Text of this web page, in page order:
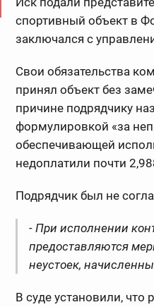
спортивный объект в
заключался с
Свои обязательства
принял объект без
причине подрядчику
формулировкой «за
обеспечивающей
недоплатили почти
Подрядчик был не
- При исполнении
предоставляются
неустоек,
В суде установили,